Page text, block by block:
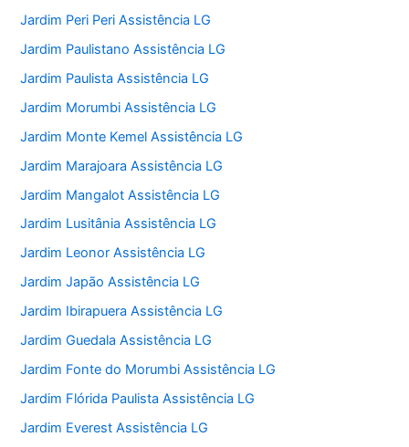
Jardim Peri Peri Assistência LG
Jardim Paulistano Assistência LG
Jardim Paulista Assistência LG
Jardim Morumbi Assistência LG
Jardim Monte Kemel Assistência LG
Jardim Marajoara Assistência LG
Jardim Mangalot Assistência LG
Jardim Lusitânia Assistência LG
Jardim Leonor Assistência LG
Jardim Japão Assistência LG
Jardim Ibirapuera Assistência LG
Jardim Guedala Assistência LG
Jardim Fonte do Morumbi Assistência LG
Jardim Flórida Paulista Assistência LG
Jardim Everest Assistência LG